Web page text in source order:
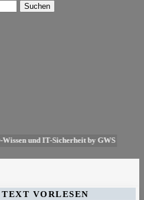
Suchen
und IT-Sicherheit by GWS
TEXT VORLESEN